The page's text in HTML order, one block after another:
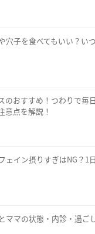
穴子を食べてもいい？い
のおすすめ！つわりで
意点を解説！
ェイン摂りすぎはNG？
ママの状態・内診・過ご